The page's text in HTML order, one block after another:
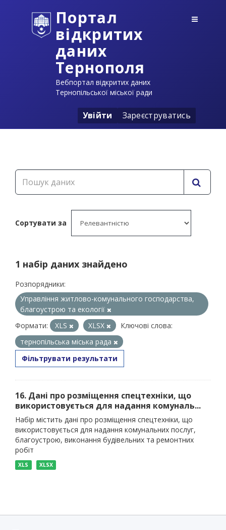
Портал
відкритих
даних
Тернополя
Вебпортал відкритих даних
Тернопільської міської ради
Увійти Зареєструватись
Сортувати за
1 набір даних знайдено
Розпорядники:
Управління житлово-комунального господарства,
благоустрою та екології
Формати:
XLS XLSX
Ключові слова:
тернопільська міська рада
Фільтрувати результати
16. Дані про розміщення спецтехніки, що
використовується для надання комуналь...
Набір містить дані про розміщення спецтехніки, що
використовується для надання комунальних послуг,
благоустрою, виконання будівельних та ремонтних
робіт
XLS XLSX